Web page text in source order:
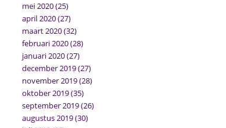
mei 2020(25)
april 2020(27)
maart 2020(32)
februari 2020(28)
januari 2020(27)
december 2019(27)
november 2019(28)
oktober 2019(35)
september 2019(26)
augustus 2019(30)